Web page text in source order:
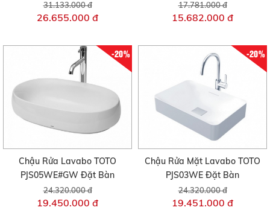
31.133.000 đ
26.655.000 đ
17.781.000 đ
15.682.000 đ
-20%
Chậu Rửa Lavabo TOTO
PJS05WE#GW Đặt Bàn
24.320.000 đ
19.450.000 đ
-20%
Chậu Rửa Mặt Lavabo TOTO
PJS03WE Đặt Bàn
24.320.000 đ
19.451.000 đ